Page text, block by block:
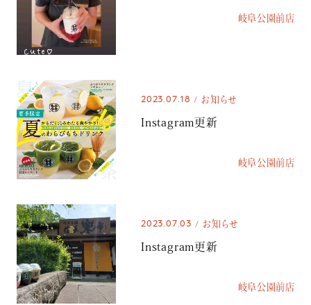
岐阜公園前店
2023.07.18 お知らせ
Instagram更新
岐阜公園前店
2023.07.03 お知らせ
Instagram更新
岐阜公園前店